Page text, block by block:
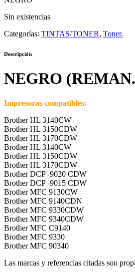
Sin existencias
Categorías: TINTAS/TONER, Toner.
Descripción
NEGRO
Impresoras compatibles:
Brother HL 3140CW
Brother HL 3150CDW
Brother HL 3170CDW
Brother HL 3140CW
Brother HL 3150CDW
Brother HL 3170CDW
Brother DCP -9020 CDW
Brother DCP -9015 CDW
Brother MFC 9130CW
Brother MFC 9140CDN
Brother MFC 9330CDW
Brother MFC 9340CDW
Brother MFC C9140
Brother MFC 9330
Brother MFC 90340
Las marcas y referencias citadas son